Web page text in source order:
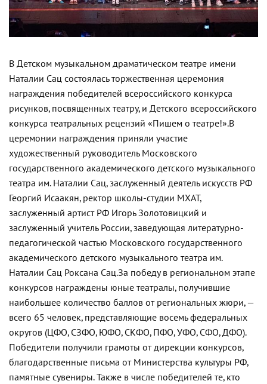
В Детском музыкальном драматическом театре имени
Наталии Сац состоялась торжественная церемония
награждения победителей всероссийского конкурса
рисунков, посвященных театру, и Детского всероссийского
конкурса театральных рецензий «Пишем о театре!».В
церемонии награждения приняли участие
художественный руководитель Московского
государственного академического детского музыкального
театра им. Наталии Сац, заслуженный деятель искусств РФ
Георгий Исаакян, ректор школы-студии МХАТ,
заслуженный артист РФ Игорь Золотовицкий и
заслуженный учитель России, заведующая литературно-
педагогической частью Московского государственного
академического детского музыкального театра им.
Наталии Сац Роксана Сац.За победу в региональном этапе
конкурсов награждены юные театралы, получившие
наибольшее количество баллов от региональных жюри, —
всего 65 человек, представляющие восемь федеральных
округов (ЦФО, СЗФО, ЮФО, СКФО, ПФО, УФО, СФО, ДФО).
Победители получили грамоты от дирекции конкурсов,
благодарственные письма от Министерства культуры РФ,
памятные сувениры. Также в числе победителей те, кто